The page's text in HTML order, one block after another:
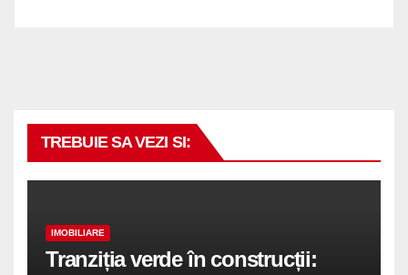
TREBUIE SA VEZI SI:
IMOBILIARE
Tranziția verde în construcții: